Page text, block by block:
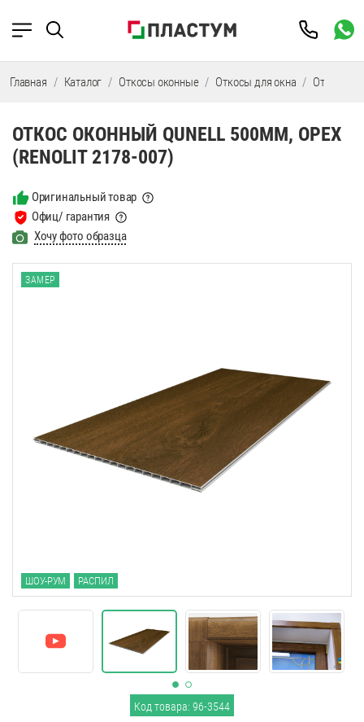
Главная Каталог Откосы оконные Откосы для окна Откосы
ОТКОС ОКОННЫЙ QUNELL 500ММ, ОРЕХ
(RENOLIT 2178-007)
Оригинальный товар
Офиц/ гарантия
Хочу фото образца
ЗАМЕР
ШОУ-РУМ РАСПИЛ
Код товара: 96-3544